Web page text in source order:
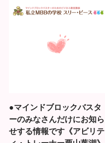
●マインドブロックバスタ
ーのみなさんだけにお知ら
せする情報です《アビリテ